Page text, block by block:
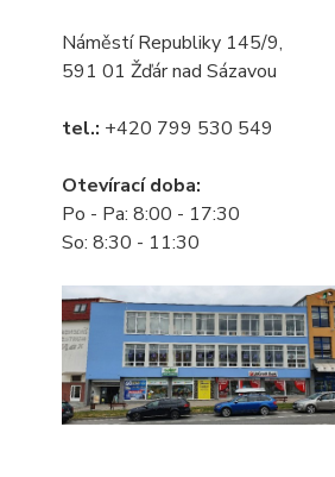
Náměstí Republiky 145/9,
591 01 Žďár nad Sázavou
tel.: +420 799 530 549
Otevírací doba:
Po - Pa: 8:00 - 17:30
So: 8:30 - 11:30